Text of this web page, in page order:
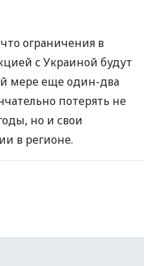
ограничения в
с Украиной будут
мере еще один-два
потерять не
но и свои
в регионе.